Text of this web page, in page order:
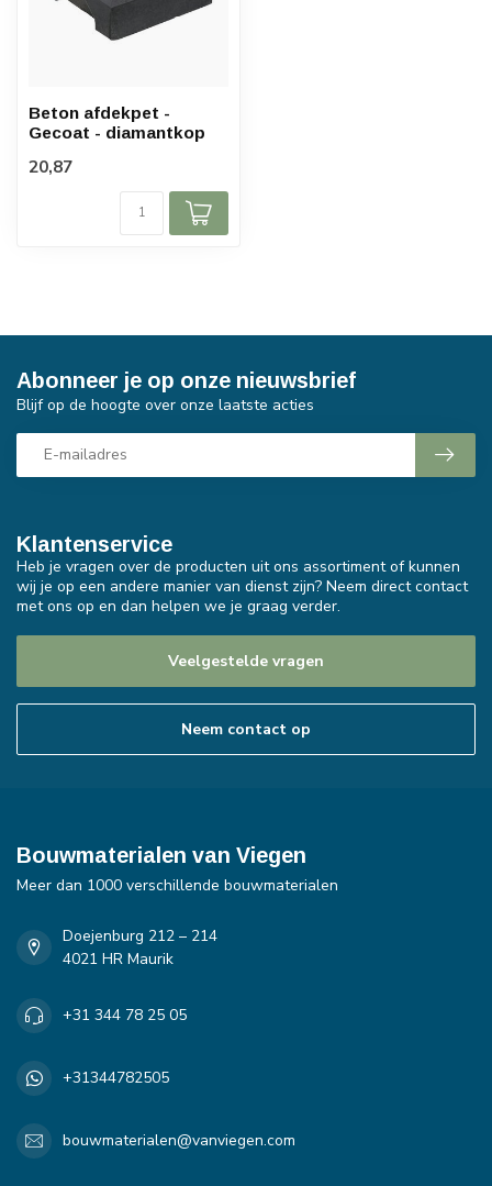
Beton afdekpet -
Gecoat - diamantkop
20,87
Klantenservice
Heb je vragen over de producten uit ons assortiment of kunnen
wij je op een andere manier van dienst zijn? Neem direct contact
met ons op en dan helpen we je graag verder.
Veelgestelde vragen
Neem contact op
Abonneer je op onze nieuwsbrief
Blijf op de hoogte over onze laatste acties
Bouwmaterialen van Viegen
Meer dan 1000 verschillende bouwmaterialen
Doejenburg 212 – 214
4021 HR Maurik
+31 344 78 25 05
+31344782505
bouwmaterialen@vanviegen.com